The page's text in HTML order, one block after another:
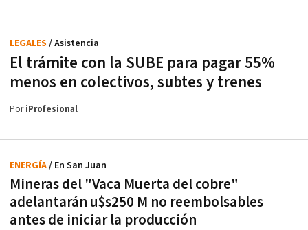
El trámite con la SUBE para pagar 55%
menos en colectivos, subtes y trenes
LEGALES / Asistencia
PoriProfesional
Mineras del "Vaca Muerta del cobre"
adelantarán u$s250 M no reembolsables
antes de iniciar la producción
ENERGÍA/ En San Juan